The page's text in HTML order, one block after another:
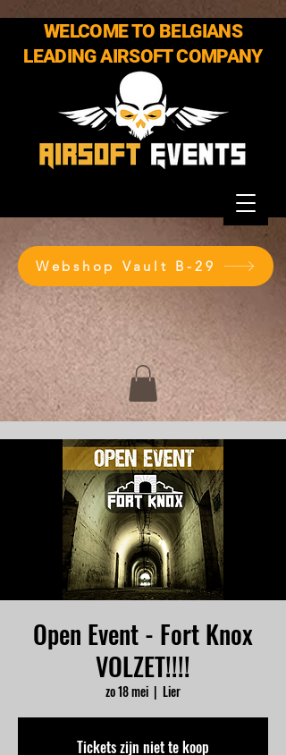
WELCOME TO BELGIANS
LEADING AIRSOFT COMPANY
Webshop Vault B-29
Open Event - Fort Knox
VOLZET!!!!
zo 18 mei
  |
Lier
Tickets zijn niet te koop